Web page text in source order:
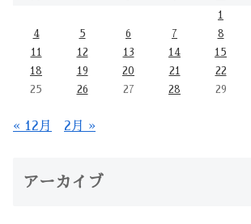
1
4
5 6 7 8
11
12 13 14 15
18
19 20 21 22
25
26 27 28 29
« 12月 2月 »
アーカイブ